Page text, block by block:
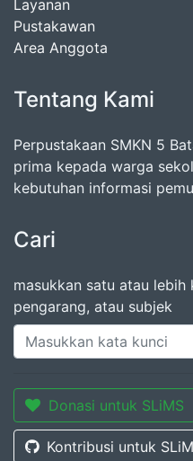
Layanan
Pustakawan
Area Anggota
Tentang Kami
Perpustakaan SMKN 5
prima kepada warga
kebutuhan informasi
Cari
masukkan satu atau
pengarang, atau subjek
Donasi untuk SLiMS
Kontribusi untuk